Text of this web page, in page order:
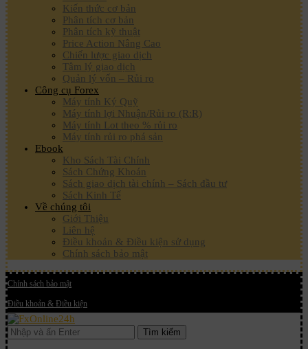
Kiến thức cơ bản
Phân tích cơ bản
Phân tích kỹ thuật
Price Action Nâng Cao
Chiến lược giao dịch
Tâm lý giao dịch
Quản lý vốn – Rủi ro
Công cụ Forex
Máy tính Ký Quỹ
Máy tính lợi Nhuận/Rủi ro (R:R)
Máy tính Lot theo % rủi ro
Máy tính rủi ro phá sản
Ebook
Kho Sách Tài Chính
Sách Chứng Khoán
Sách giao dịch tài chính – Sách đầu tư
Sách Kinh Tế
Về chúng tôi
Giới Thiệu
Liên hệ
Điều khoản & Điều kiện sử dụng
Chính sách bảo mật
Chính sách bảo mật
Điều khoản & Điều kiện
Tìm kiếm